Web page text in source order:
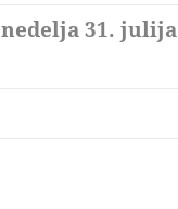
nedelja 31. julija